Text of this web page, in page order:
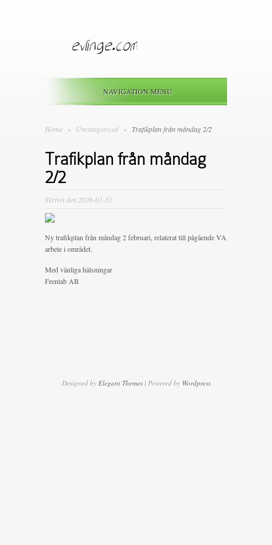
NAVIGATION MENU
Home » Uncategorized » Trafikplan från måndag 2/2
Trafikplan från måndag
2/2
Skrivet den 2026-01-31
Ny trafikplan från måndag 2 februari, relaterat till pågående VA
arbete i området.
Med vänliga hälsningar
Frentab AB
Designed by Elegant Themes| Powered by Wordpress